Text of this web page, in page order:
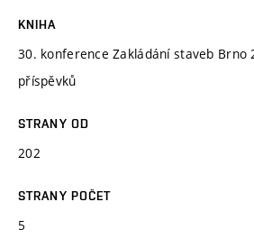
KNIHA
30. konference Zakládání staveb Brno
příspěvků
STRANY OD
202
STRANY POČET
5